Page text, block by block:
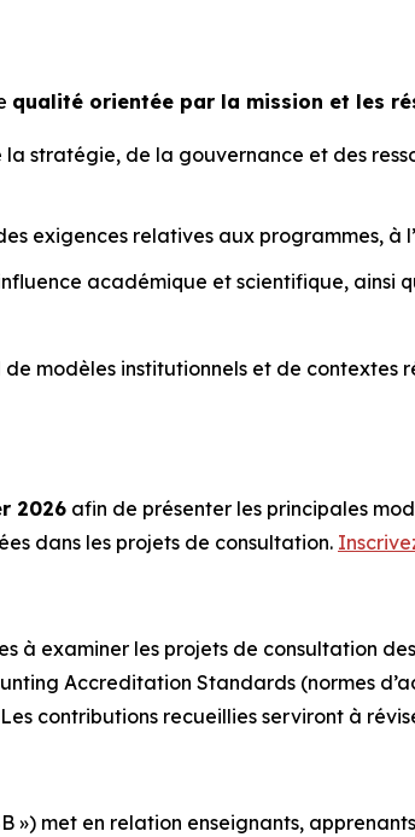
qualité orientée par la mission et les
la stratégie, de la gouvernance et des
exigences relatives aux programmes, à
académique et scientifique, ainsi
modèles institutionnels et de
2026 afin de présenter les principales
dans les projets de consultation.
à examiner les projets de consultation
Accreditation Standards (normes
Les contributions recueillies serviront à
») met en relation enseignants,